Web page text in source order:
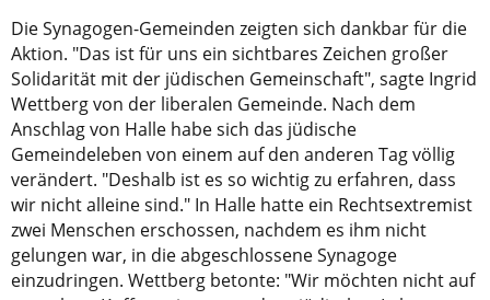
Die Synagogen-Gemeinden zeigten sich dankbar für die
Aktion. "Das ist für uns ein sichtbares Zeichen großer
Solidarität mit der jüdischen Gemeinschaft", sagte Ingrid
Wettberg von der liberalen Gemeinde. Nach dem
Anschlag von Halle habe sich das jüdische
Gemeindeleben von einem auf den anderen Tag völlig
verändert. "Deshalb ist es so wichtig zu erfahren, dass
wir nicht alleine sind." In Halle hatte ein Rechtsextremist
zwei Menschen erschossen, nachdem es ihm nicht
gelungen war, in die abgeschlossene Synagoge
einzudringen. Wettberg betonte: "Wir möchten nicht auf